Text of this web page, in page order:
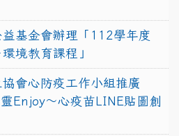
基金會辦理「112學年度
境教育課程」
會心防疫工作小組推廣
Enjoy〜心疫苗LINE貼圖創